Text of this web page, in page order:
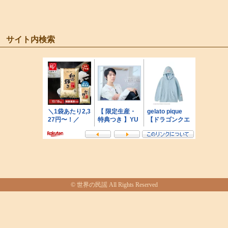
サイト内検索
© 世界の民謡 All Rights Reserved